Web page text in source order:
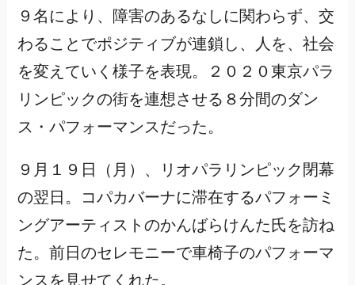
９名により、障害のあるなしに関わらず、交
わることでポジティブが連鎖し、人を、社会
を変えていく様子を表現。２０２０東京パラ
リンピックの街を連想させる８分間のダン
ス・パフォーマンスだった。
９月１９日（月）、リオパラリンピック閉幕
の翌日。コパカバーナに滞在するパフォーミ
ングアーティストのかんばらけんた氏を訪ね
た。前日のセレモニーで車椅子のパフォーマ
ンスを見せてくれた。